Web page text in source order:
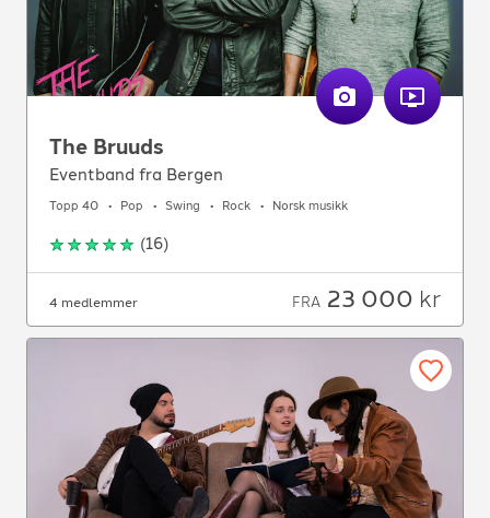
The Bruuds
Eventband fra Bergen
Topp 40 Pop Swing Rock Norsk musikk
(16)
4 medlemmer FRA 23 000 kr